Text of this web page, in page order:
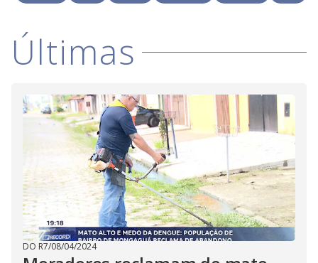
i
d
e
o
Últimas
DO R7/08/04/2024